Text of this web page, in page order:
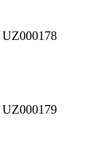
UZ000178
UZ000179